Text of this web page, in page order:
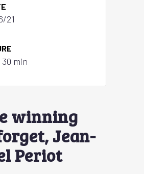
21
30 min
winning
Jean-
Periot